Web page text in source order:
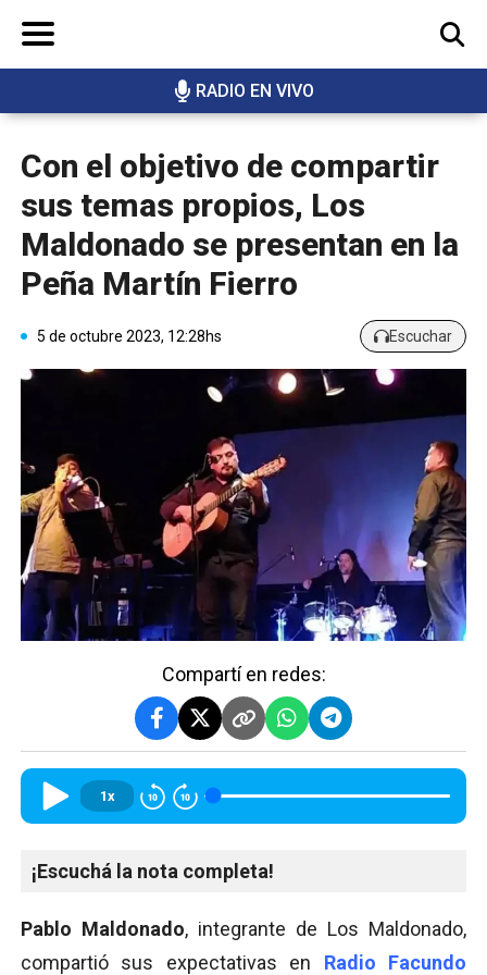
RADIO EN VIVO
BUSCAR
Con el objetivo de compartir
sus temas propios, Los
Maldonado se presentan en la
Peña Martín Fierro
5 de octubre 2023, 12:28hs Escuchar
Compartí en redes:
1x
¡Escuchá la nota completa!
Pablo Maldonado, integrante de Los Maldonado,
compartió sus expectativas en Radio Facundo